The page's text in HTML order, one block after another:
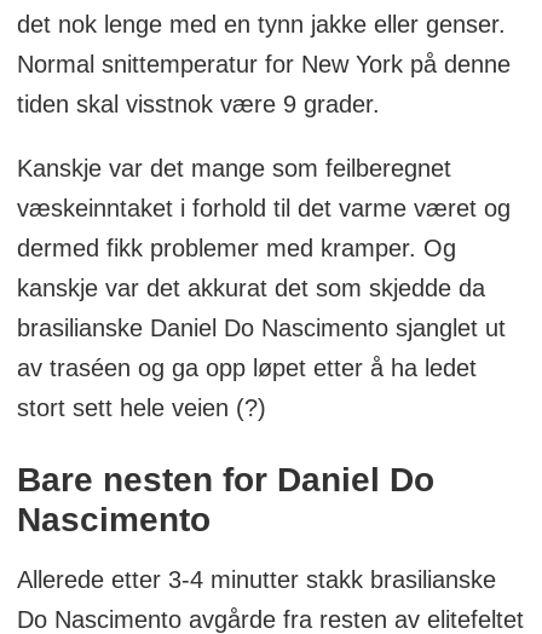
det nok lenge med en tynn jakke eller genser.
Normal snittemperatur for New York på denne
tiden skal visstnok være 9 grader.
Kanskje var det mange som feilberegnet
væskeinntaket i forhold til det varme været og
dermed fikk problemer med kramper. Og
kanskje var det akkurat det som skjedde da
brasilianske Daniel Do Nascimento sjanglet ut
av traséen og ga opp løpet etter å ha ledet
stort sett hele veien (?)
Bare nesten for Daniel Do
Nascimento
Allerede etter 3-4 minutter stakk brasilianske
Do Nascimento avgårde fra resten av elitefeltet